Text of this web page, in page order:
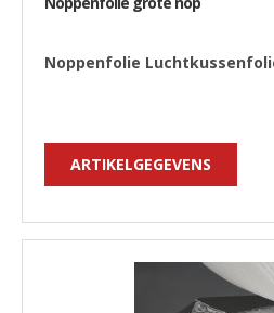
Noppenfolie
ARTIKELGEGEVENS